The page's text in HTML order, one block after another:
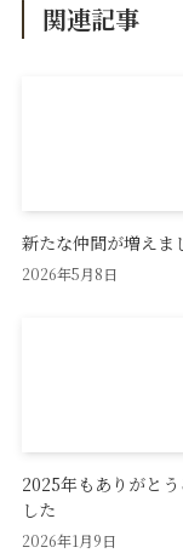
関連記事
新たな仲間が増えま
2026年5月8日
2025年もありがと
した
2026年1月9日